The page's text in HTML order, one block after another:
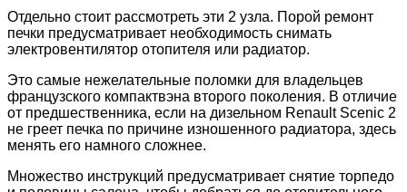
Отдельно стоит рассмотреть эти 2 узла. Порой ремонт
печки предусматривает необходимость снимать
электровентилятор отопителя или радиатор.
Это самые нежелательные поломки для владельцев
французского компактвэна второго поколения. В отличие
от предшественника, если на дизельном Renault Scenic 2
не греет печка по причине изношенного радиатора, здесь
менять его намного сложнее.
Множество инструкций предусматривает снятие торпедо